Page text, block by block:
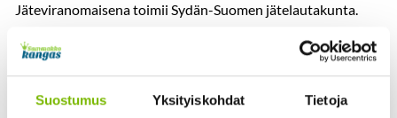
Suostumus Yksityiskohdat Tietoja
Jäteviranomaisena toimii Sydän-Suomen jätelautakunta.
Jätehuoltoviranomainen tekee kompostitarkastuksia
jätelain (646/2011) § 123 nojalla.